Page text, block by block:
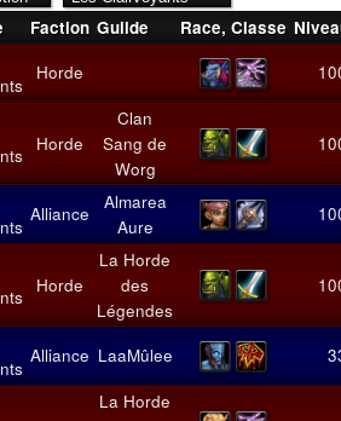
Faction Guilde Race, Classe
Horde
Horde
Clan
Sang de
Worg
Alliance
Almarea
Aure
Horde
La Horde
des
Légendes
Alliance LaaMûlee
La Horde